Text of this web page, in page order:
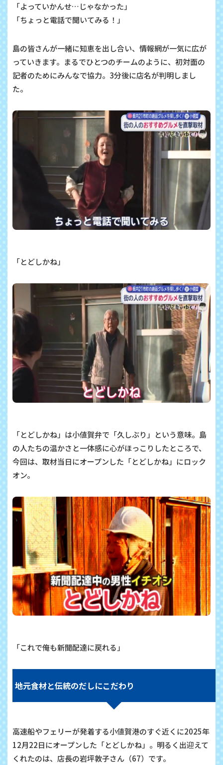
「よっていかんせ…じゃなかった」
「ちょっと電話で聞いてみる！」
島の皆さんが一緒に知恵を出し合い、情報網が一気に広が
っていきます。まるでひとつのチームのように、初対面の
記者のためにみんなで協力。3分後に店名が判明しまし
た。
「とどしかね」
「とどしかね」は小値賀弁で「久しぶり」という意味。島
の人たちの温かさと一体感に心がほっこりしたところで、
今回は、取材当日にオープンした「とどしかね」にロック
オン。
「これで俺も新聞配達に戻れる」
地元食材と伝統のだしにこだわり
高速船やフェリーが発着する小値賀港のすぐ近くに2025年
12月22日にオープンした「とどしかね」。明るく出迎えて
くれたのは、店長の岩坪敦子さん（67）です。